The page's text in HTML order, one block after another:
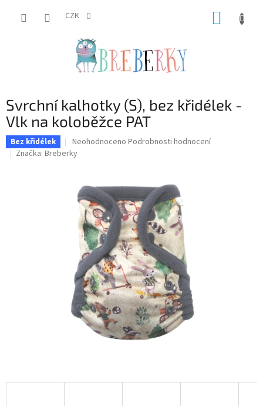
CZK
Svrchní kalhotky (S), bez křidélek -
Vlk na koloběžce PAT
Bez křidélek
Průměrné
hodnocení
0,0
hvězdiček.
Neohodnoceno Podrobnosti hodnocení
Značka: Breberky